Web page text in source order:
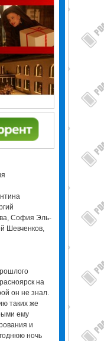
София Эль-
Шевченков,
на
он не знал.
таких же
ему
и
ночь